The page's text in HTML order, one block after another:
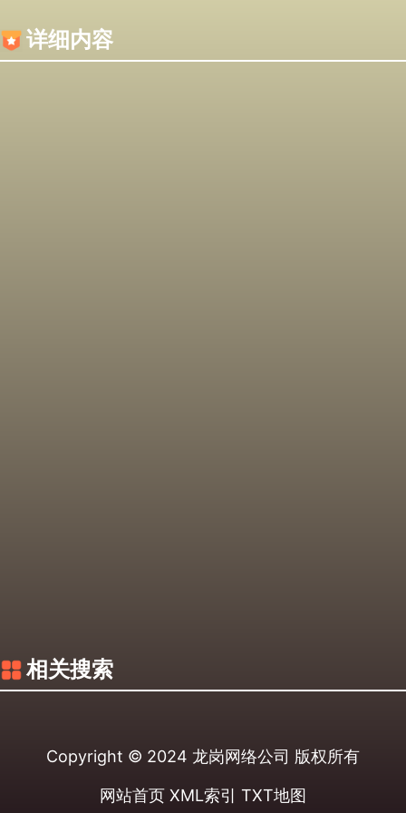
详细内容
相关搜索
Copyright © 2024 龙岗网络公司 版权所有
网站首页 XML索引 TXT地图